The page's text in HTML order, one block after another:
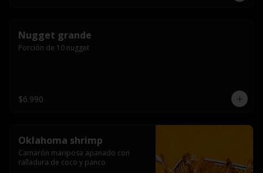
Nugget grande
Porción de 10 nugget
$6.990
Oklahoma shrimp
Camarón mariposa apanado con
ralladura de coco y panco